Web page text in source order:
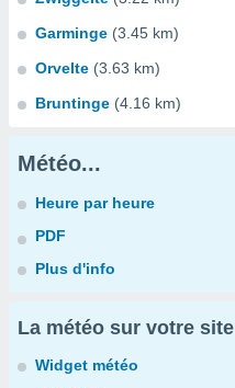
Garminge (3.45 km)
Orvelte (3.63 km)
Bruntinge (4.16 km)
Météo...
Heure par heure
PDF
Plus d'info
La météo sur votre site
Widget météo